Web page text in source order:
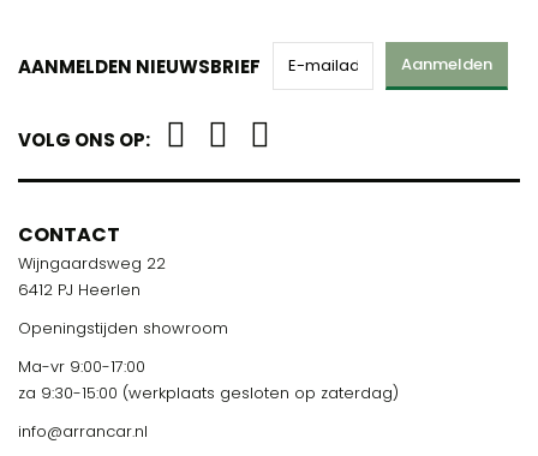
AANMELDEN NIEUWSBRIEF Aanmelden
VOLG ONS OP:
CONTACT
Wijngaardsweg 22
6412 PJ Heerlen
Openingstijden showroom
Ma-vr 9:00-17:00
za 9:30-15:00 (werkplaats gesloten op zaterdag)
info@arrancar.nl